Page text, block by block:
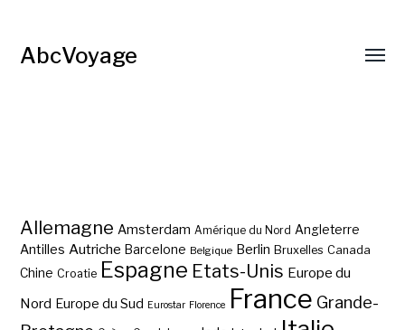
AbcVoyage
Allemagne Amsterdam Amérique du Nord Angleterre
Antilles Autriche Barcelone Belgique Berlin Bruxelles Canada
Chine Croatie Espagne Etats-Unis Europe du
Nord Europe du Sud Eurostar Florence France Grande-